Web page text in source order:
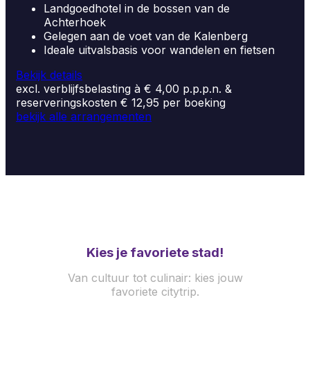
Landgoedhotel in de bossen van de
Achterhoek
Gelegen aan de voet van de Kalenberg
Ideale uitvalsbasis voor wandelen en fietsen
Bekijk details
excl. verblijfsbelasting à € 4,00 p.p.p.n. &
reserveringskosten € 12,95 per boeking
bekijk alle arrangementen
Kies je favoriete stad!
Van cultuur tot culinair: kies jouw
favoriete citytrip.